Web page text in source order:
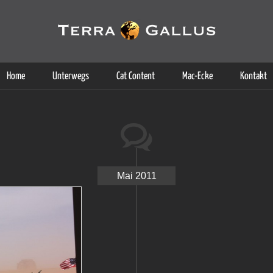
Home Unterwegs Cat Content Mac-Ecke Kontakt
Mai 2011
Dienste. Durch die Nutzung dieser Webseite erklären Sie sich
Weitere Informationen